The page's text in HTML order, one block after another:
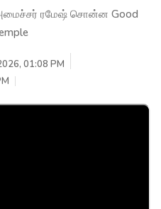
அமைச்சர் ரமேஷ் சொன்ன Good
01:08 PM